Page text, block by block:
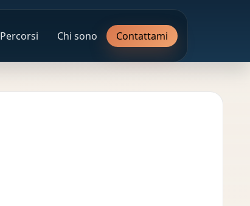
Percorsi Chi sono Contattami